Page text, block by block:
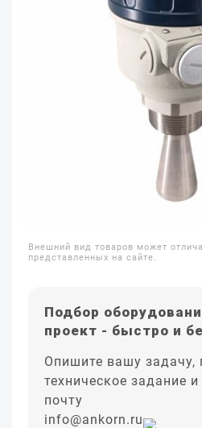
Внешний вид товаров может
представленных на сайте.
Подбор
проект - быстро и
Опишите вашу задачу,
техническое задание
почту
info@ankorn.ru